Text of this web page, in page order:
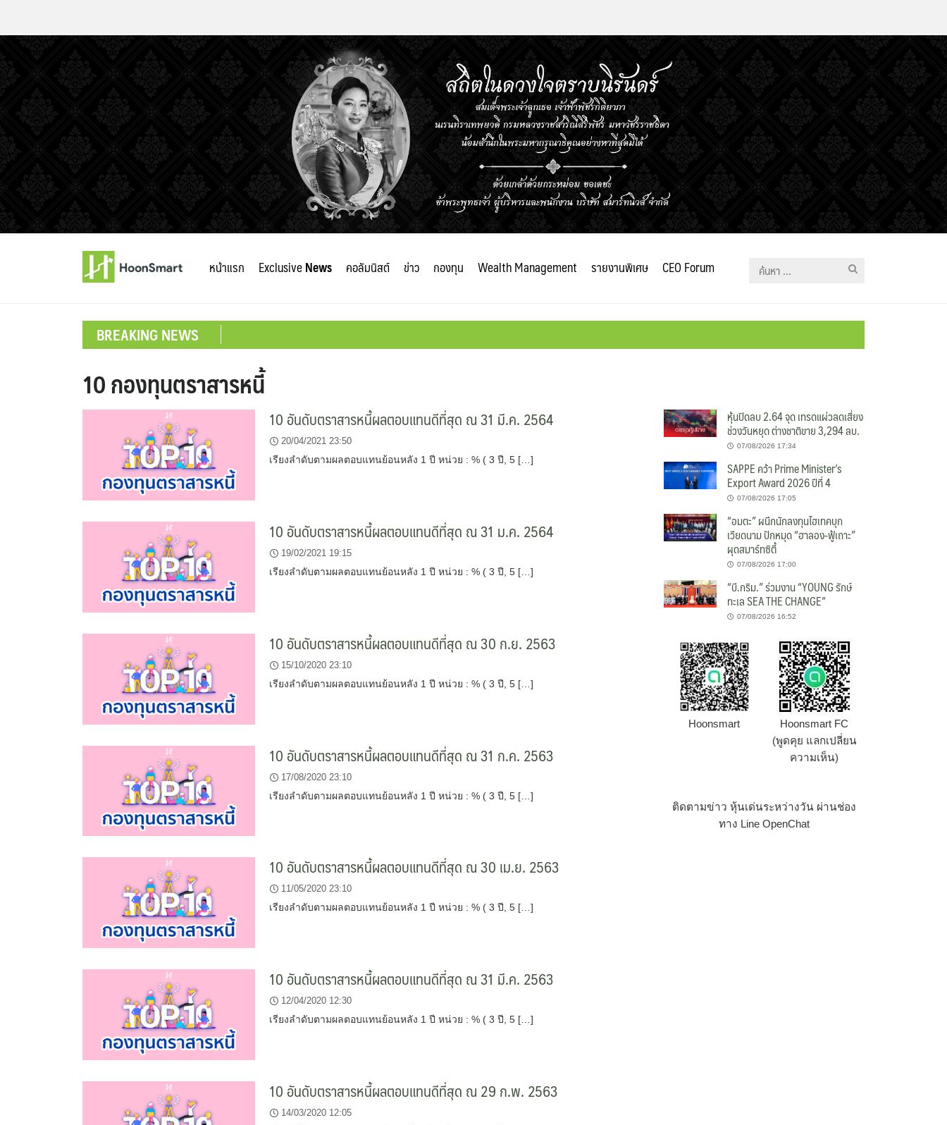
หน้าแรก ExclusiveNews คอลัมนิสต์ ข่าว กองทุน Wealth Management รายงานพิเศษ CEO Forum
ค้นหา
BREAKING NEWS
10 กองทุนตราสารหนี้
10 อันดับตราสารหนี้ผลตอบแทนดีที่สุด ณ 31 มี.ค. 2564
20/04/2021 23:50
เรียงลำดับตามผลตอบแทนย้อนหลัง 1 ปี หน่วย : % ( 3 ปี, 5 […]
10 อันดับตราสารหนี้ผลตอบแทนดีที่สุด ณ 31 ม.ค. 2564
19/02/2021 19:15
เรียงลำดับตามผลตอบแทนย้อนหลัง 1 ปี หน่วย : % ( 3 ปี, 5 […]
10 อันดับตราสารหนี้ผลตอบแทนดีที่สุด ณ 30 ก.ย. 2563
15/10/2020 23:10
เรียงลำดับตามผลตอบแทนย้อนหลัง 1 ปี หน่วย : % ( 3 ปี, 5 […]
10 อันดับตราสารหนี้ผลตอบแทนดีที่สุด ณ 31 ก.ค. 2563
17/08/2020 23:10
เรียงลำดับตามผลตอบแทนย้อนหลัง 1 ปี หน่วย : % ( 3 ปี, 5 […]
10 อันดับตราสารหนี้ผลตอบแทนดีที่สุด ณ 30 เม.ย. 2563
11/05/2020 23:10
เรียงลำดับตามผลตอบแทนย้อนหลัง 1 ปี หน่วย : % ( 3 ปี, 5 […]
10 อันดับตราสารหนี้ผลตอบแทนดีที่สุด ณ 31 มี.ค. 2563
12/04/2020 12:30
เรียงลำดับตามผลตอบแทนย้อนหลัง 1 ปี หน่วย : % ( 3 ปี, 5 […]
10 อันดับตราสารหนี้ผลตอบแทนดีที่สุด ณ 29 ก.พ. 2563
14/03/2020 12:05
หุ้นปิดลบ 2.64 จุด เทรดแผ่วลดเสี่ยง
ช่วงวันหยุด ต่างชาติขาย 3,294 ลบ.
07/08/2026 17:34
SAPPE คว้า Prime Minister’s
Export Award 2026 ปีที่ 4
07/08/2026 17:05
“อมตะ” ผนึกนักลงทุนไฮเทคบุก
เวียดนาม ปักหมุด “ฮาลอง-ฟู้เถาะ”
ผุดสมาร์ทซิตี้
07/08/2026 17:00
“บี.กริม.” ร่วมงาน “YOUNG รักษ์
ทะเล SEA THE CHANGE”
07/08/2026 16:52
Hoonsmart
Hoonsmart FC
(พูดคุย แลกเปลี่ยน
ความเห็น)
ติดตามข่าว หุ้นเด่นระหว่างวัน ผ่านช่อง
ทาง Line OpenChat